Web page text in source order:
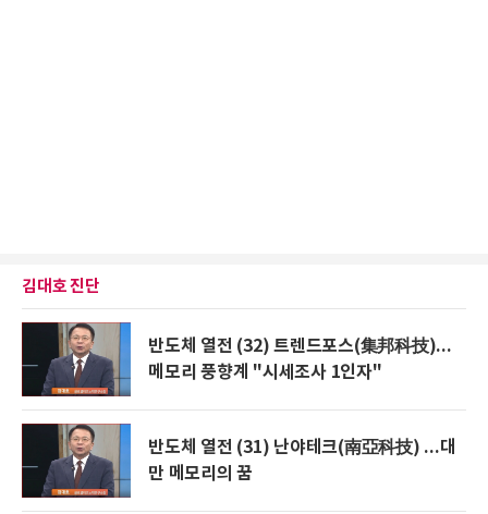
김대호 진단
반도체 열전 (32) 트렌드포스(集邦科技)...
메모리 풍향계 "시세조사 1인자"
반도체 열전 (31) 난야테크(南亞科技) ...대
만 메모리의 꿈